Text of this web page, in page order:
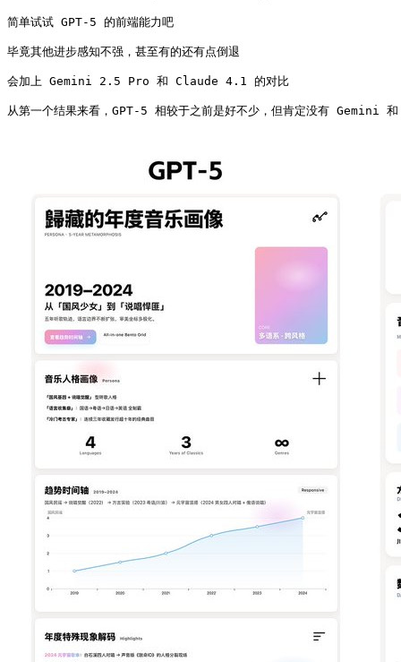
简单试试 GPT-5 的前端能力吧
毕竟其他进步感知不强，甚至有的还有点倒退
会加上 Gemini 2.5 Pro 和 Claude 4.1 的对比
从第一个结果来看，GPT-5 相较于之前是好不少，但肯定没有